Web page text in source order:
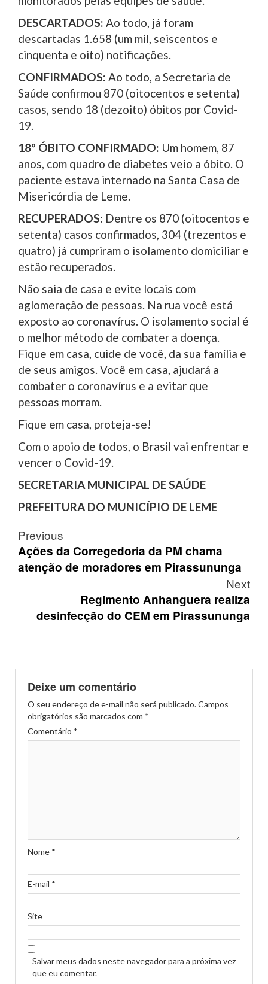
DESCARTADOS: Ao todo, já foram
descartadas 1.658 (um mil, seiscentos e
cinquenta e oito) notificações.
CONFIRMADOS: Ao todo, a Secretaria de
Saúde confirmou 870 (oitocentos e setenta)
casos, sendo 18 (dezoito) óbitos por Covid-
19.
18º ÓBITO CONFIRMADO: Um homem, 87
anos, com quadro de diabetes veio a óbito. O
paciente estava internado na Santa Casa de
Misericórdia de Leme.
RECUPERADOS: Dentre os 870 (oitocentos e
setenta) casos confirmados, 304 (trezentos e
quatro) já cumpriram o isolamento domiciliar e
estão recuperados.
Não saia de casa e evite locais com
aglomeração de pessoas. Na rua você está
exposto ao coronavírus. O isolamento social é
o melhor método de combater a doença.
Fique em casa, cuide de você, da sua família e
de seus amigos. Você em casa, ajudará a
combater o coronavírus e a evitar que
pessoas morram.
Fique em casa, proteja-se!
Com o apoio de todos, o Brasil vai enfrentar e
vencer o Covid-19.
SECRETARIA MUNICIPAL DE SAÚDE
PREFEITURA DO MUNICÍPIO DE LEME
Post
navigation
Previous
Ações da Corregedoria da PM chama
atenção de moradores em Pirassununga
Next
Regimento Anhanguera realiza
desinfecção do CEM em Pirassununga
Deixe um comentário
O seu endereço de e-mail não será publicado.Campos
obrigatórios são marcados com *
Comentário *
Nome *
E-mail *
Site
Salvar meus dados neste navegador para a próxima vez
que eu comentar.